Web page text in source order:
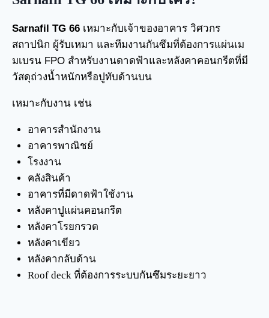
Sarnafil TG 66 เหมาะกับเจ้าของอาคาร วิศวกร
สถาปนิก ผู้รับเหมา และทีมงานกันซึมที่ต้องการแผ่นเม
มเบรน FPO สำหรับงานดาดฟ้าและหลังคาคอนกรีตที่มี
วัสดุถ่วงน้ำหนักหรือปูทับด้านบน
เหมาะกับงาน เช่น
อาคารสำนักงาน
อาคารพาณิชย์
โรงงาน
คลังสินค้า
อาคารที่มีดาดฟ้าใช้งาน
หลังคาปูแผ่นคอนกรีต
หลังคาโรยกรวด
หลังคาเขียว
หลังคากลับด้าน
Roof deck ที่ต้องการระบบกันซึมระยะยาว